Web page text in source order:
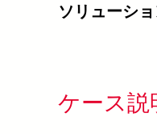
ソリューショ
ケース説